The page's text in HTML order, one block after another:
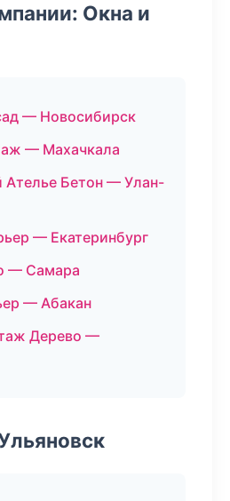
Окна и
— Новосибирск
— Махачкала
Ателье Бетон — Улан-
— Екатеринбург
— Самара
— Абакан
Дерево —